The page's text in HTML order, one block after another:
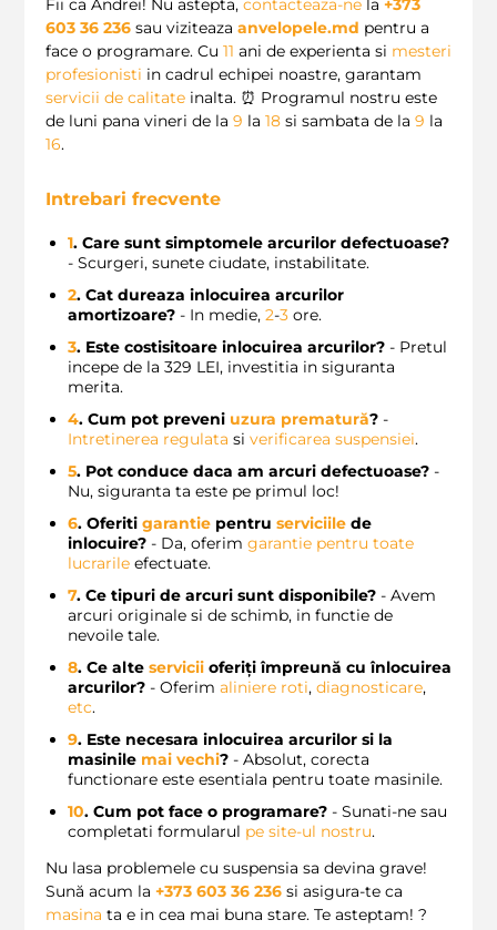
603 36 236 sau viziteaza anvelopele.md pentru a
face o programare. Cu 11 ani de experienta si mesteri
profesionisti in cadrul echipei noastre, garantam
servicii de calitate inalta. ⏰ Programul nostru este
de luni pana vineri de la 9 la 18 si sambata de la 9 la
16.
Intrebari frecvente
1. Care sunt simptomele arcurilor defectuoase?
- Scurgeri, sunete ciudate, instabilitate.
2. Cat dureaza inlocuirea arcurilor
amortizoare? - In medie, 2-3 ore.
3. Este costisitoare inlocuirea arcurilor? - Pretul
incepe de la 329 LEI, investitia in siguranta
merita.
4. Cum pot preveni uzura prematură? -
Intretinerea regulata si verificarea suspensiei.
5. Pot conduce daca am arcuri defectuoase? -
Nu, siguranta ta este pe primul loc!
6. Oferiti garantie pentru serviciile de
inlocuire? - Da, oferim garantie pentru toate
lucrarile efectuate.
7. Ce tipuri de arcuri sunt disponibile? - Avem
arcuri originale si de schimb, in functie de
nevoile tale.
8. Ce alte servicii oferiți împreună cu înlocuirea
arcurilor? - Oferim aliniere roti, diagnosticare,
etc.
9. Este necesara inlocuirea arcurilor si la
masinile mai vechi? - Absolut, corecta
functionare este esentiala pentru toate masinile.
10. Cum pot face o programare? - Sunati-ne sau
completati formularul pe site-ul nostru.
Nu lasa problemele cu suspensia sa devina grave!
Sună acum la +373 603 36 236 si asigura-te ca
masina ta e in cea mai buna stare. Te asteptam! ?